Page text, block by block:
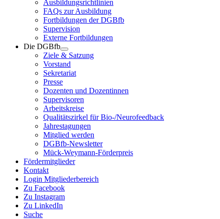
Ausbildungsrichtlinien
FAQs zur Ausbildung
Fortbildungen der DGBfb
Supervision
Externe Fortbildungen
Die DGBfb
Ziele & Satzung
Vorstand
Sekretariat
Presse
Dozenten und Dozentinnen
Supervisoren
Arbeitskreise
Qualitätszirkel für Bio-/Neurofeedback
Jahrestagungen
Mitglied werden
DGBfb-Newsletter
Mück-Weymann-Förderpreis
Fördermitglieder
Kontakt
Login Mitgliederbereich
Zu Facebook
Zu Instagram
Zu LinkedIn
Suche